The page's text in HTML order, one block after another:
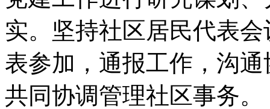
实。坚持社区居民代表
表参加，通报工作，沟
共同协调管理社区事务。